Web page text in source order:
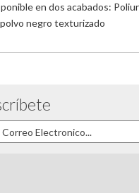
en dos acabados:
negro texturizado